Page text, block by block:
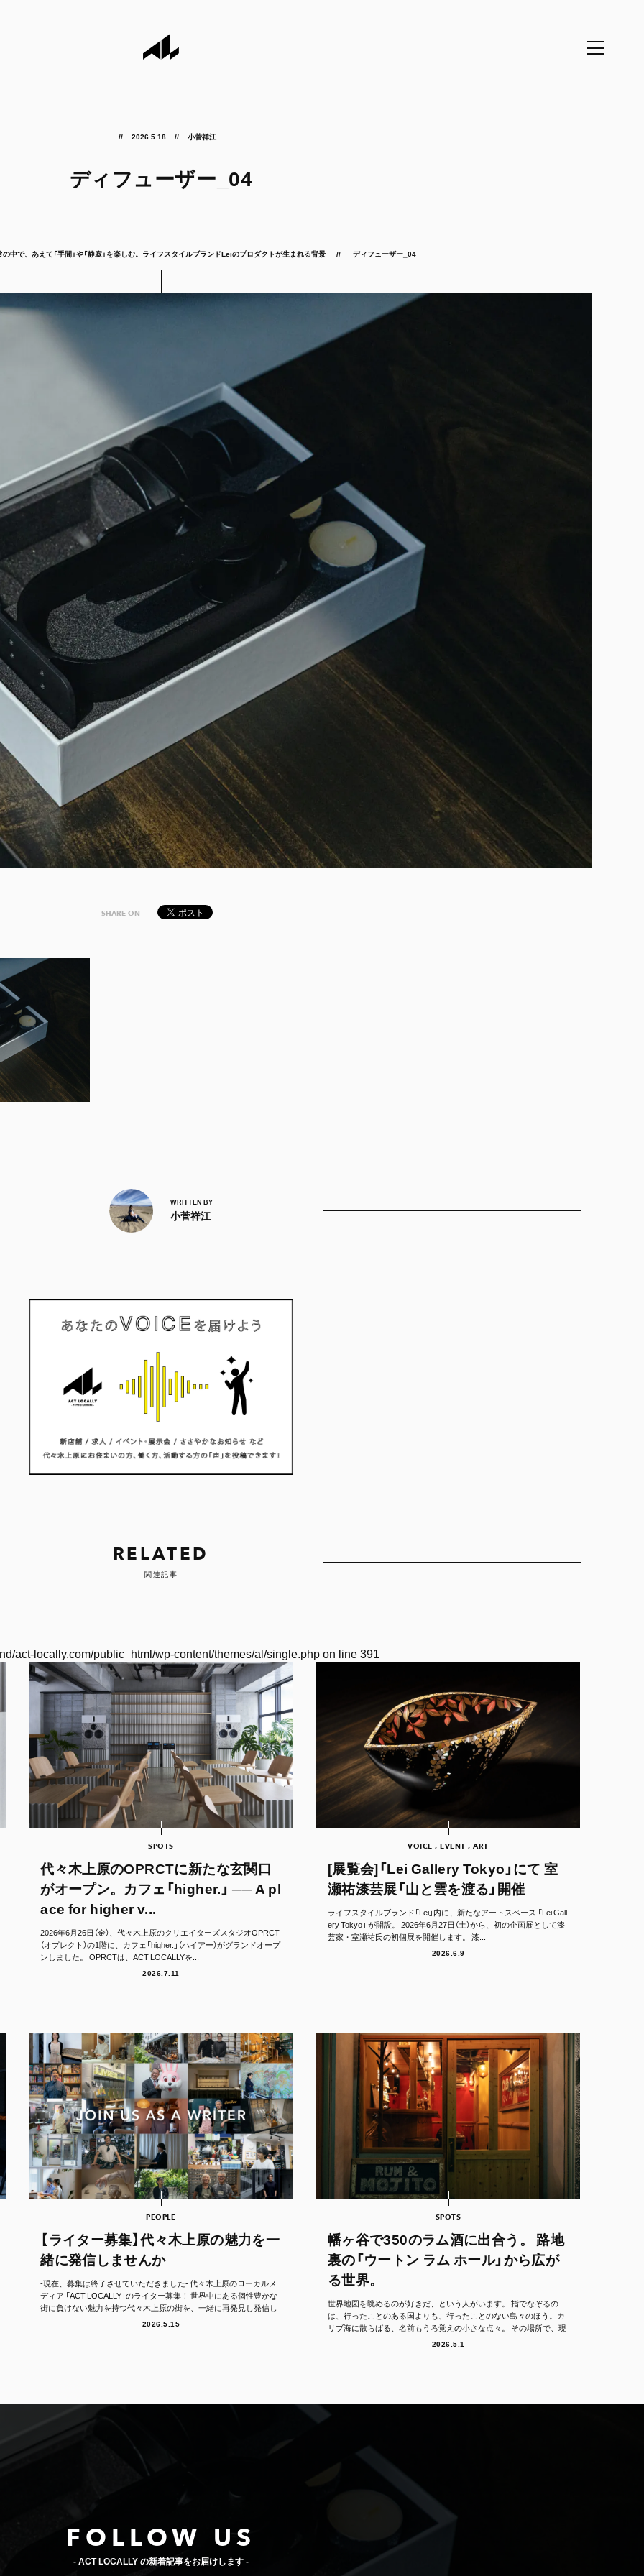
2026.5.18 小菅祥江
ディフューザー_04
中で、あえて「手間」や「静寂」を楽しむ。ライフスタイルブランドLeiのプロダクトが生まれる背景 ディフューザー_04
SHARE ON
WRITTEN BY
小菅祥江
RELATED
関連記事
act-locally.com/public_html/wp-content/themes/al/single.phpon line391
SPOTS
代々木上原のOPRCTに新たな玄関口
がオープン。カフェ「higher.」 ── A pl
ace for higher v...
2026年6月26日（金）、代々木上原のクリエイターズスタジオOPRCT
（オプレクト）の1階に、カフェ「higher.」（ハイアー）がグランドオープ
ンしました。 OPRCTは、ACT LOCALLYを...
2026.7.11
VOICE , EVENT , ART
[展覧会]「Lei Gallery Tokyo」にて 室
瀬祐漆芸展「山と雲を渡る」開催
ライフスタイルブランド「Lei」内に、新たなアートスペース 「Lei Gall
ery Tokyo」 が開設。 2026年6月27日（土）から、初の企画展として漆
芸家・室瀬祐氏の初個展を開催します。 漆...
2026.6.9
PEOPLE
【ライター募集】代々木上原の魅力を一
緒に発信しませんか
-現在、募集は終了させていただきました- 代々木上原のローカルメ
ディア 「ACT LOCALLY」のライター募集！ 世界中にある個性豊かな
街に負けない魅力を持つ代々木上原の街を、一緒に再発見し発信し
2026.5.15
SPOTS
幡ヶ谷で350のラム酒に出合う。 路地
裏の「ウートン ラム ホール」から広が
る世界。
世界地図を眺めるのが好きだ、という人がいます。 指でなぞるの
は、行ったことのある国よりも、行ったことのない島々のほう。カ
リブ海に散らばる、名前もうろ覚えの小さな点々。 その場所で、現
2026.5.1
FOLLOW US
- ACT LOCALLY の新着記事をお届けします -